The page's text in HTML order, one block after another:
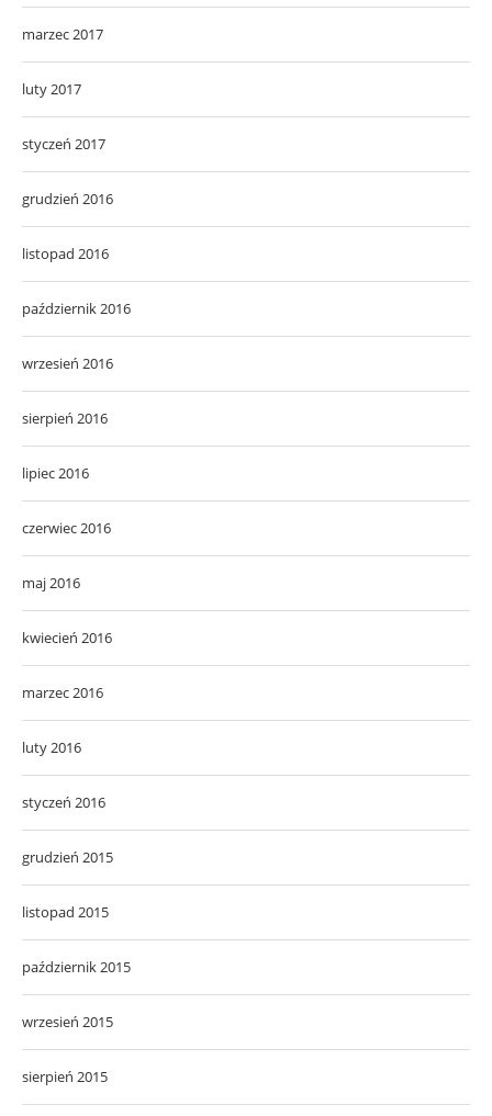
marzec 2017
luty 2017
styczeń 2017
grudzień 2016
listopad 2016
październik 2016
wrzesień 2016
sierpień 2016
lipiec 2016
czerwiec 2016
maj 2016
kwiecień 2016
marzec 2016
luty 2016
styczeń 2016
grudzień 2015
listopad 2015
październik 2015
wrzesień 2015
sierpień 2015